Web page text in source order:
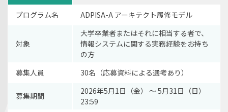
プログラム名
ADPISA-A アーキテクト履修モデル
対象
大学卒業者またはそれに相当する者で、
情報システムに関する実務経験をお持ち
の方
募集人員
30名（応募資料による選考あり）
募集期間
2026年5月1日（金） 〜 5月31日（日）
23:59